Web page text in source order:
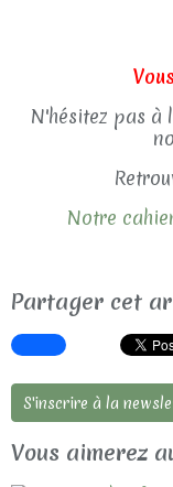
N'hésitez pas à
Notre
Partager cet
S'inscrire à la
Vous aimerez